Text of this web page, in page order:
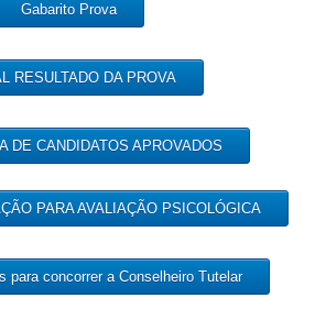
Gabarito Prova
RESULTADO DA PROVA
DE CANDIDATOS APROVADOS
PARA AVALIAÇÃO PSICOLÓGICA
para concorrer a Conselheiro Tutelar